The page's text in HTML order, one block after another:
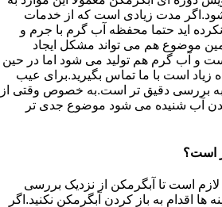
مدت زیادی است که از خدمات
اید حتما محفظه آب گرم با جرم و
موضوع هم می تواند مشکل ایجاد
و آب گرم هم تولید می شود اما در حین
است با ما تماس بگیرید.برای عیب
به بررسی دقیق تر است.به خصوص وقتی از
آب شنیده می شود موضوع جدی تر
است؟
است تا آبگرمکن از نزدیک بررسی
اقدام به باز کردن آبگرمکن نکنید.اگر